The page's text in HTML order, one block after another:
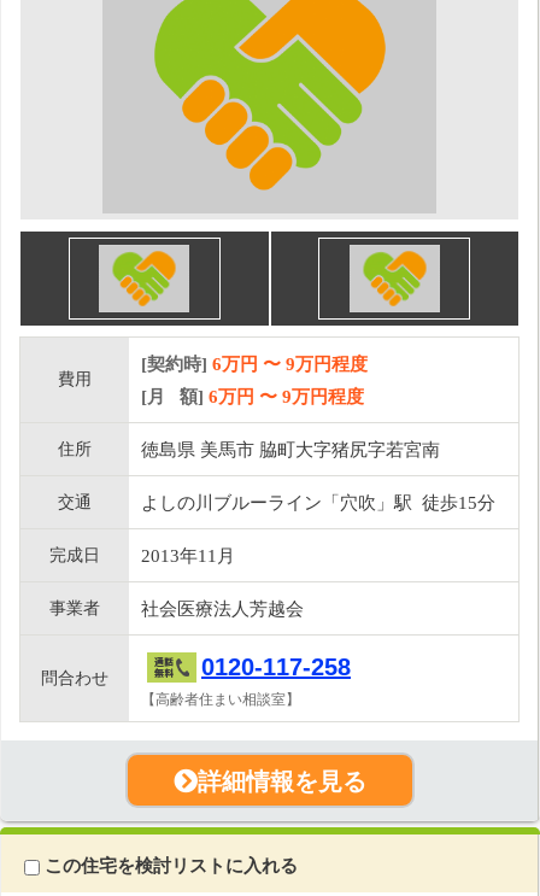
費用
[契約時] 6万円 〜 9万円程度
[月 額] 6万円 〜 9万円程度
住所 徳島県 美馬市 脇町大字猪尻字若宮南
交通 よしの川ブルーライン「穴吹」駅 徒歩15分
完成日 2013年11月
事業者 社会医療法人芳越会
問合わせ 0120-117-258
【高齢者住まい相談室】
詳細情報を見る
この住宅を検討リストに入れる